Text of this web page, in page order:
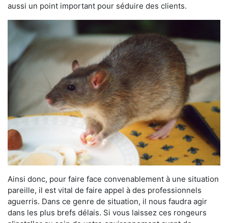
aussi un point important pour séduire des clients.
Ainsi donc, pour faire face convenablement à une situation
pareille, il est vital de faire appel à des professionnels
aguerris. Dans ce genre de situation, il nous faudra agir
dans les plus brefs délais. Si vous laissez ces rongeurs